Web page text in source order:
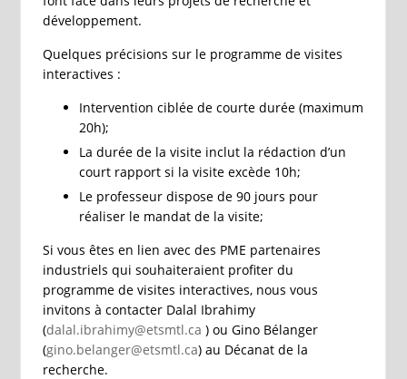
développement.
Quelques précisions sur le programme de visites
interactives :
Intervention ciblée de courte durée (maximum
20h);
La durée de la visite inclut la rédaction d’un
court rapport si la visite excède 10h;
Le professeur dispose de 90 jours pour
réaliser le mandat de la visite;
Si vous êtes en lien avec des PME partenaires
industriels qui souhaiteraient profiter du
programme de visites interactives, nous vous
invitons à contacter Dalal Ibrahimy
(dalal.ibrahimy@etsmtl.ca ) ou Gino Bélanger
(gino.belanger@etsmtl.ca) au Décanat de la
recherche.